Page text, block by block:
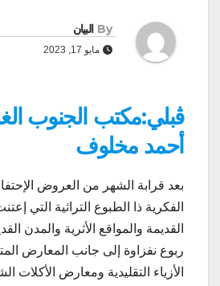
By البيان
مايو 17, 2023
ڨبلي:مكتب الجنوب
أحمد مخلوف
بعد قرابة الشهر من العروض
الفكرية ذا الطبوع التراثية التي
القديمة والمواقع الأثرية والمدن
ربوع نفزاوة إلى جانب المعارض
الأزياء التقليدية ومعارض الأكلات